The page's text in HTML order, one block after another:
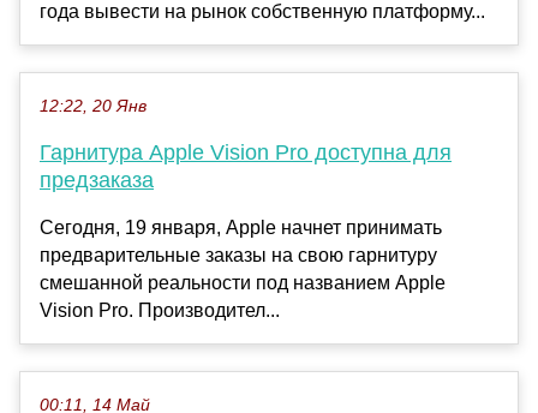
года вывести на рынок собственную платформу...
12:22, 20 Янв
Гарнитура Apple Vision Pro доступна для
предзаказа
Сегодня, 19 января, Apple начнет принимать
предварительные заказы на свою гарнитуру
смешанной реальности под названием Apple
Vision Pro. Производител...
00:11, 14 Май